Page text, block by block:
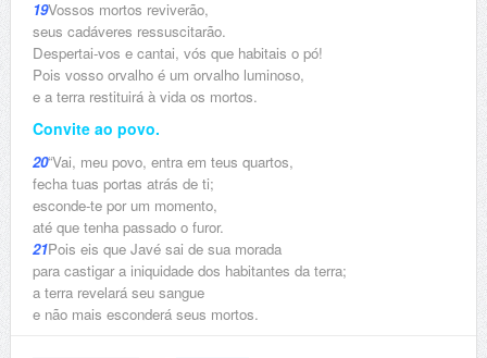
19Vossos mortos reviverão,
seus cadáveres ressuscitarão.
Despertai-vos e cantai, vós que habitais o pó!
Pois vosso orvalho é um orvalho luminoso,
e a terra restituirá à vida os mortos.
Convite ao povo.
20“Vai, meu povo, entra em teus quartos,
fecha tuas portas atrás de ti;
esconde-te por um momento,
até que tenha passado o furor.
21Pois eis que Javé sai de sua morada
para castigar a iniquidade dos habitantes da terra;
a terra revelará seu sangue
e não mais esconderá seus mortos.